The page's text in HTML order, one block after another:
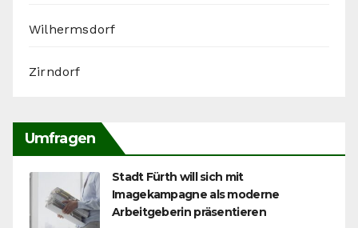
Wilhermsdorf
Zirndorf
Umfragen
Stadt Fürth will sich mit
Imagekampagne als moderne
Arbeitgeberin präsentieren